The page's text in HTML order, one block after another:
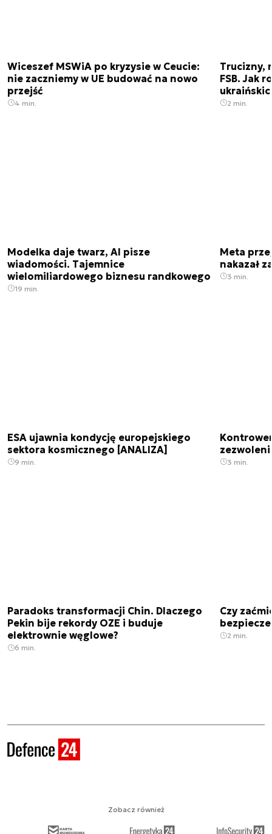
Wiceszef MSWiA po kryzysie w Ceucie:
nie zaczniemy w UE budować na nowo
przejść
4 min.
Trucizny,
FSB. Jak
2 min.
Modelka daje twarz, AI pisze
wiadomości. Tajemnice
wielomiliardowego biznesu randkowego
19 min.
Meta
nakazał
3 min.
ESA ujawnia kondycję europejskiego
sektora kosmicznego [ANALIZA]
9 min. 3 min.
Paradoks transformacji Chin. Dlaczego
Pekin bije rekordy OZE i buduje
elektrownie węglowe?
6 min.
Czy
2 min.
Zobacz również